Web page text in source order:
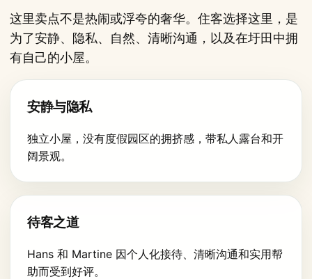
这里卖点不是热闹或浮夸的奢华。住客选择这里，是
为了安静、隐私、自然、清晰沟通，以及在圩田中拥
有自己的小屋。
安静与隐私
独立小屋，没有度假园区的拥挤感，带私人露台和开
阔景观。
待客之道
Hans 和 Martine 因个人化接待、清晰沟通和实用帮
助而受到好评。